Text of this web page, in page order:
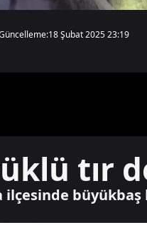
18 Şubat 2025 23:19
tır
ilçesinde